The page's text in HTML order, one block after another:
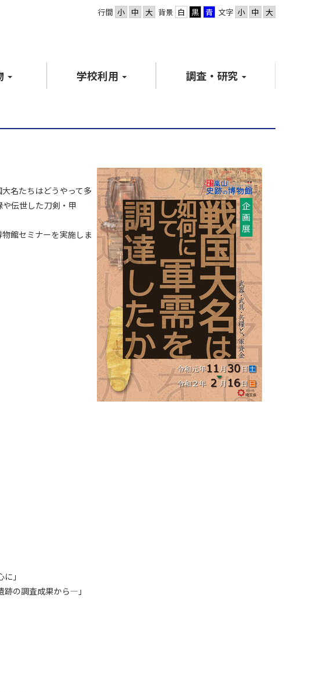
文字
背景
行間
学校利用 調査・研究
名たちはどうやって多
伝世した刀剣・甲
館セミナーを実施しま
」
の調査成果から―」